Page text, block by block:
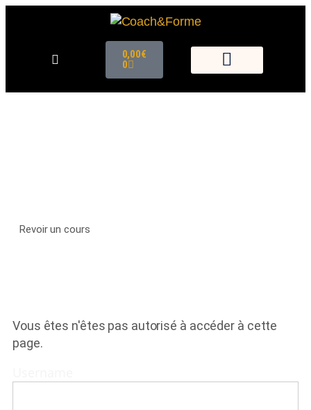
0,00€
0
Revoir un cours
Vous êtes n'êtes pas autorisé à accéder à cette
page.